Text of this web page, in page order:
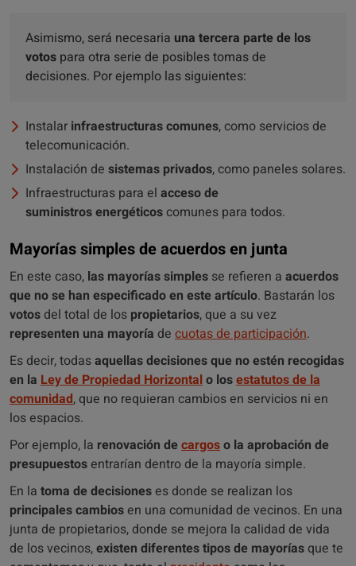
Asimismo, será necesaria una tercera parte de los
votos para otra serie de posibles tomas de
decisiones. Por ejemplo las siguientes:
Instalar infraestructuras comunes, como servicios de
telecomunicación.
Instalación de sistemas privados, como paneles solares.
Infraestructuras para el acceso de
suministros energéticoscomunes para todos.
Mayorías simples de acuerdos en junta
En este caso, las mayorías simples se refieren a acuerdos
que no se han especificado en este artículo. Bastarán los
votos del total de los propietarios, que a su vez
representen una mayoría de cuotas de participación.
Es decir, todasaquellas decisiones que no estén recogidas
en la Ley de Propiedad Horizontalo losestatutos de la
comunidad, que no requieran cambios en servicios ni en
los espacios.
Por ejemplo, la renovación de cargoso la aprobación de
presupuestos entrarían dentro de la mayoría simple.
En la toma de decisiones es donde se realizan los
principales cambios en una comunidad de vecinos. En una
junta de propietarios, donde se mejora la calidad de vida
de los vecinos,existen diferentes tipos de mayorías que te